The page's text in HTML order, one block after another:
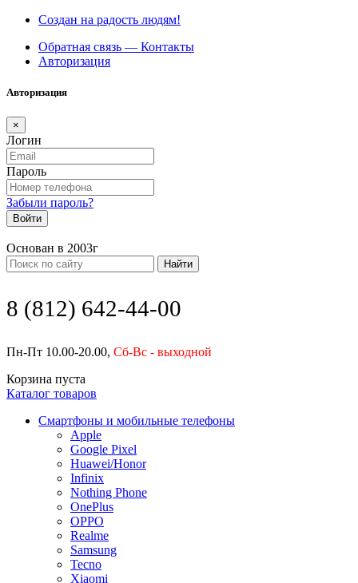
Создан на радость людям!
Обратная связь — Контакты
Авторизация
Авторизация
×
Логин
Пароль
Забыли пароль?
Войти
Основан в 2003г
Найти
8 (812) 642-44-00
Пн-Пт 10.00-20.00, Сб-Вс - выходной
Корзина пуста
Каталог товаров
Смартфоны и мобильные телефоны
Apple
Google Pixel
Huawei/Honor
Infinix
Nothing Phone
OnePlus
OPPO
Realme
Samsung
Tecno
Xiaomi